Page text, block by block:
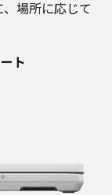
場所に応じて
ト